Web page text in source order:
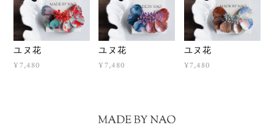
ユヌ花
¥7,480
ユヌ花
¥7,480
ユヌ花
¥7,480